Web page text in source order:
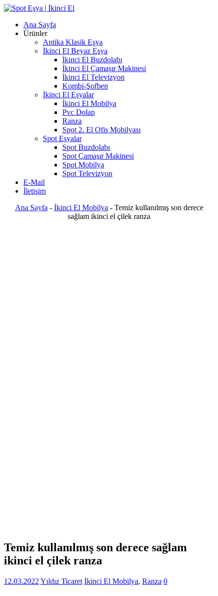
Ana Sayfa
Ürünler
Antika Klasik Eşya
İkinci El Beyaz Eşya
İkinci El Buzdolabı
İkinci El Çamaşır Makinesi
İkinci El Televizyon
Kombi-Şofben
İkinci El Eşyalar
İkinci El Mobilya
Pvc Dolap
Ranza
Spot 2. El Ofis Mobilyası
Spot Eşyalar
Spot Buzdolabı
Spot Çamaşır Makinesi
Spot Mobilya
Spot Televizyon
E-Mail
İletişim
Ana Sayfa - İkinci El Mobilya - Temiz kullanılmış son derece
sağlam ikinci el çilek ranza
Temiz kullanılmış son derece sağlam
ikinci el çilek ranza
12.03.2022 Yıldız Ticaret İkinci El Mobilya, Ranza 0